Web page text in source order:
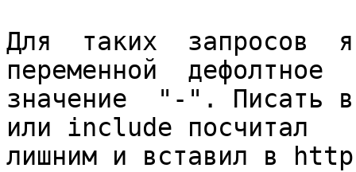
Для  таких  запросов
переменной  дефолтное
значение  "-". Писать
или include посчитал
лишним и вставил в